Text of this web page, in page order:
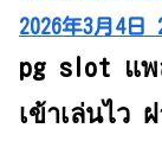
2026年3月4日
pg slot แพ
เข้าเล่นไว